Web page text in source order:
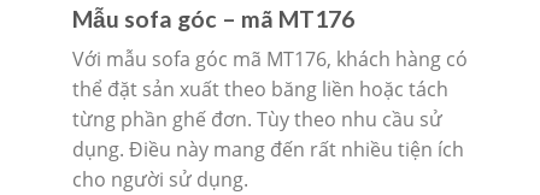
Mẫu sofa góc – mã MT176
Với mẫu sofa góc mã MT176, khách hàng có
thể đặt sản xuất theo băng liền hoặc tách
từng phần ghế đơn. Tùy theo nhu cầu sử
dụng. Điều này mang đến rất nhiều tiện ích
cho người sử dụng.